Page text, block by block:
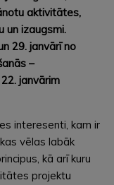
aktivitātes,
un izaugsmi.
29. janvārī no
–
janvārim
interesenti, kam ir
vēlas labāk
kā arī kuru
projektu